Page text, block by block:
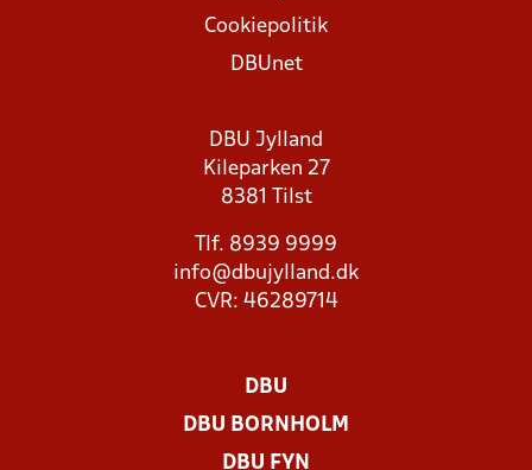
Cookiepolitik
DBUnet
DBU Jylland
Kileparken 27
8381 Tilst
Tlf. 8939 9999
info@dbujylland.dk
CVR: 46289714
DBU
DBU BORNHOLM
DBU FYN